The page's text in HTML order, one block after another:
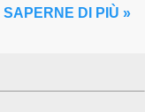
SAPERNE DI PIÙ »